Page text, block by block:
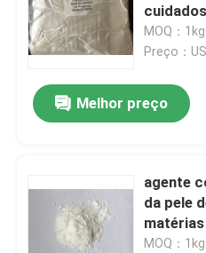
Produtos químicos
Materiais fotovoltaicos
Matérias primas dos
501-30-
MOQ：1kg
Preço：
Melhor preço
agente
da pele
do β-
MOQ：1kg